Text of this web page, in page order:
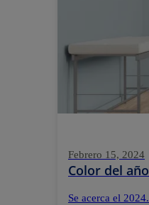
Febrero 15, 2024
Color del
Se acerca el